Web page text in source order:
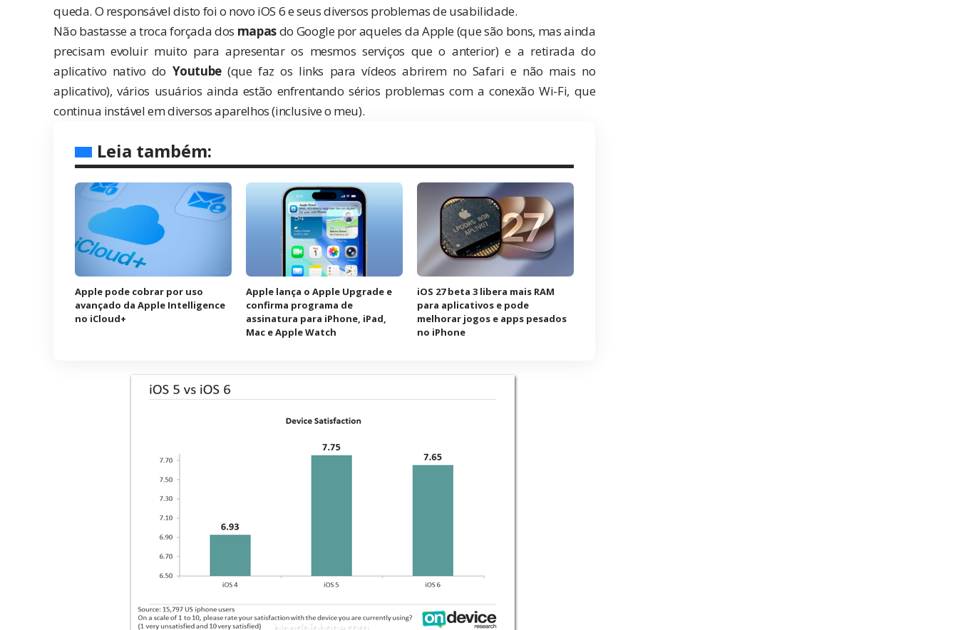
queda. O responsável disto foi o novo iOS 6 e seus diversos problemas de usabilidade.
Não bastasse a troca forçada dos mapasdo Google por aqueles da Apple (que são bons, mas ainda
precisam evoluir muito para apresentaros mesmos serviços que o anterior) e a retirada do
aplicativo nativo do Youtube(que faz os links para vídeos abrirem no Safari e não mais no
aplicativo), vários usuários ainda estão enfrentando sérios problemas com a conexão Wi-Fi, que
continua instável em diversos aparelhos (inclusive o meu).
Leia também:
Apple pode cobrar por uso
avançado da Apple Intelligence
no iCloud+
Apple lança o Apple Upgrade e
confirma programa de
assinatura para iPhone, iPad,
Mac e Apple Watch
iOS 27 beta 3 libera mais RAM
para aplicativos e pode
melhorar jogos e apps pesados
no iPhone